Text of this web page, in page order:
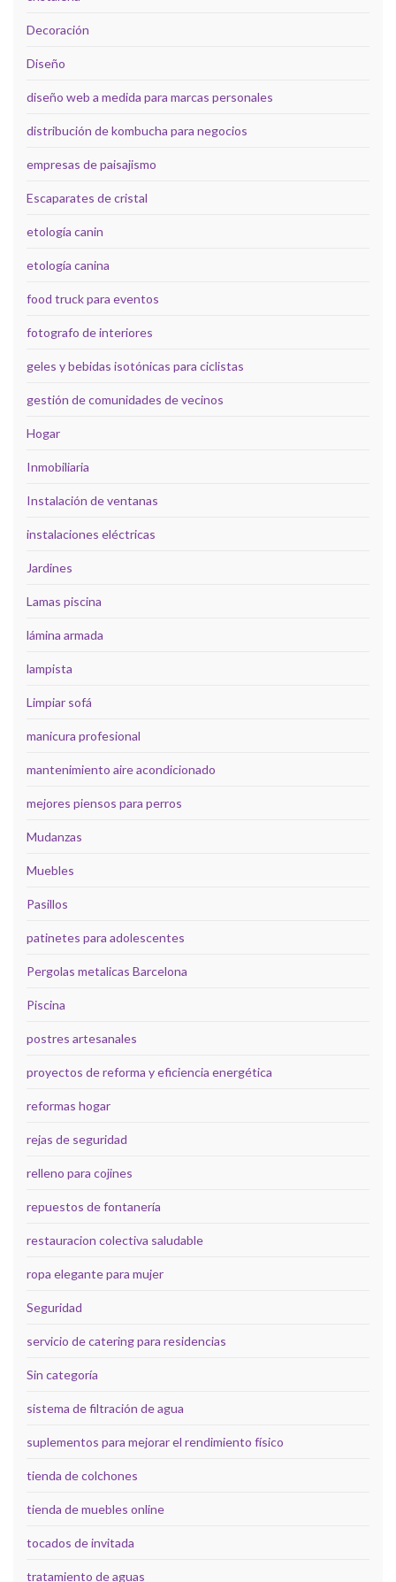
Decoración
Diseño
diseño web a medida para marcas personales
distribución de kombucha para negocios
empresas de paisajismo
Escaparates de cristal
etología canin
etología canina
food truck para eventos
fotografo de interiores
geles y bebidas isotónicas para ciclistas
gestión de comunidades de vecinos
Hogar
Inmobiliaria
Instalación de ventanas
instalaciones eléctricas
Jardines
Lamas piscina
lámina armada
lampista
Limpiar sofá
manicura profesional
mantenimiento aire acondicionado
mejores piensos para perros
Mudanzas
Muebles
Pasillos
patinetes para adolescentes
Pergolas metalicas Barcelona
Piscina
postres artesanales
proyectos de reforma y eficiencia energética
reformas hogar
rejas de seguridad
relleno para cojines
repuestos de fontanería
restauracion colectiva saludable
ropa elegante para mujer
Seguridad
servicio de catering para residencias
Sin categoría
sistema de filtración de agua
suplementos para mejorar el rendimiento físico
tienda de colchones
tienda de muebles online
tocados de invitada
tratamiento de aguas